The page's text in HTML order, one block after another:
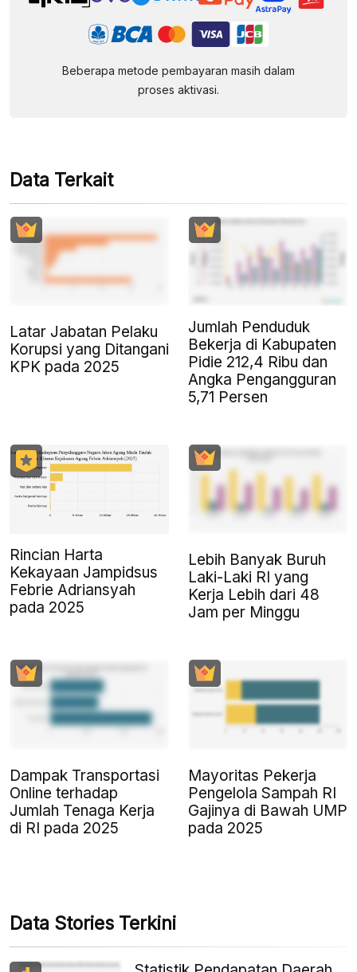
Beberapa metode pembayaran masih dalam
proses aktivasi.
Data Terkait
Latar Jabatan Pelaku
Korupsi yang Ditangani
KPK pada 2025
Jumlah Penduduk
Bekerja di Kabupaten
Pidie 212,4 Ribu dan
Angka Pengangguran
5,71 Persen
Rincian Harta
Kekayaan Jampidsus
Febrie Adriansyah
pada 2025
Lebih Banyak Buruh
Laki-Laki RI yang
Kerja Lebih dari 48
Jam per Minggu
Dampak Transportasi
Online terhadap
Jumlah Tenaga Kerja
di RI pada 2025
Mayoritas Pekerja
Pengelola Sampah RI
Gajinya di Bawah UMP
pada 2025
Data Stories Terkini